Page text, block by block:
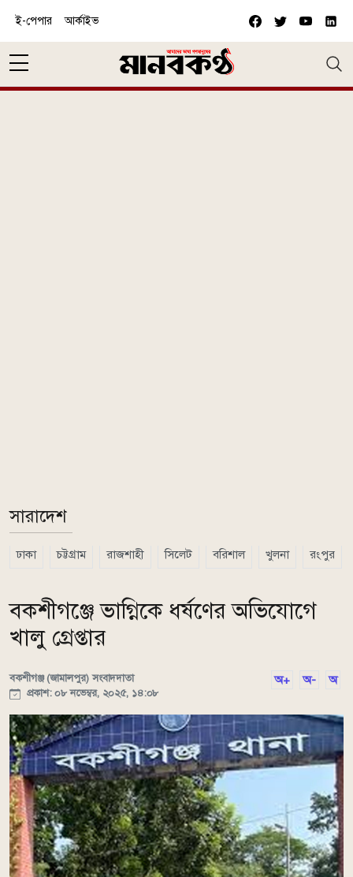
ই-পেপার আর্কাইভ
সারাদেশ
ঢাকা চট্টগ্রাম রাজশাহী সিলেট বরিশাল খুলনা রংপুর
বকশীগঞ্জে ভাগ্নিকে ধর্ষণের অভিযোগে
খালু গ্রেপ্তার
বকশীগঞ্জ (জামালপুর) সংবাদদাতা
প্রকাশ: ০৮ নভেম্বর, ২০২৫, ১৪:০৮
অ+ অ- অ